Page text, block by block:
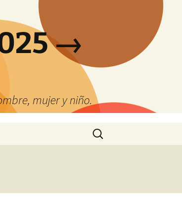
→
mujer y niño.
Buscar: